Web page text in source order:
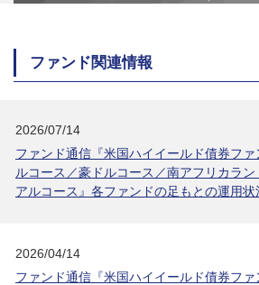
ファンド関連情報
2026/07/14
ファンド通信『米国ハイイールド債券フ
ルコース／豪ドルコース／南アフリカラ
アルコース』各ファンドの足もとの運用状
2026/04/14
ファンド通信『米国ハイイールド債券フ